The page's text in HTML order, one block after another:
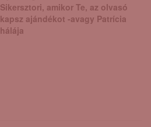
Sikersztori, amikor Te, az olvasó
kapsz ajándékot -avagy Patrícia
hálája